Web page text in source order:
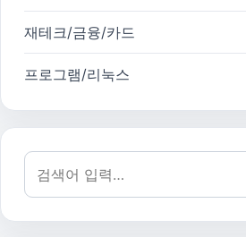
재테크/금융/카드
프로그램/리눅스
검색어: